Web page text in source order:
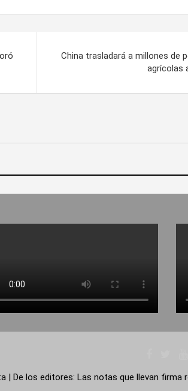
China trasladará a millones de
agrícolas
| De los editores: Las notas que llevan